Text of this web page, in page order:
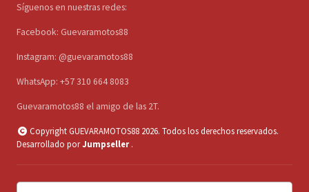
Síguenos en nuestras redes:
Facebook: Guevaramotos88
Instagram: @guevaramotos88
WhatsApp: +57 310 664 8083
Guevaramotos88 el amigo de las 2T.
Copyright GUEVARAMOTOS88 2026. Todos los derechos reservados.
Desarrollado porJumpseller .